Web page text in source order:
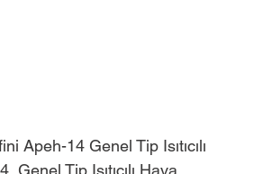
Apeh-14 Genel Tip Isıtıcılı
Tip Isıtıcılı Hava